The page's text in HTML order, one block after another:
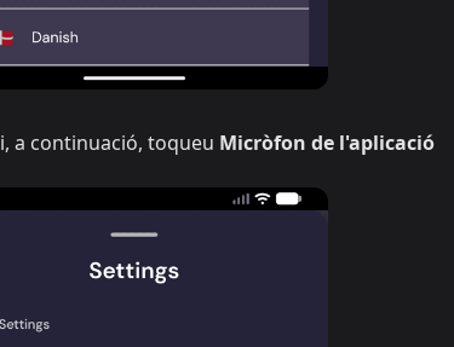
i, a continuació, toqueu Micròfon de l'aplicació